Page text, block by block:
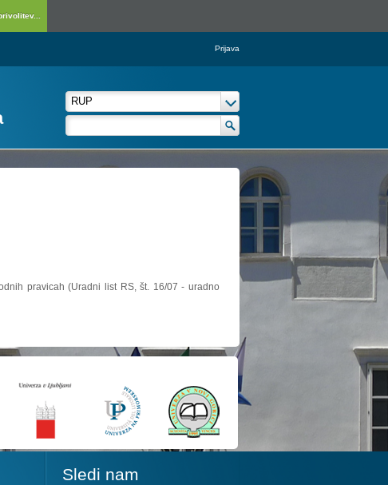
Prijava
pravicah (Uradni list RS, št. 16/07 - uradno
Sledi nam